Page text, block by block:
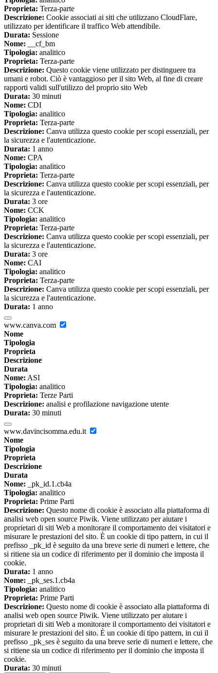
Proprieta: Terza-parte
Descrizione: Cookie associati ai siti che utilizzano CloudFlare,
utilizzato per identificare il traffico Web attendibile.
Durata: Sessione
Nome: __cf_bm
Tipologia: analitico
Proprieta: Terza-parte
Descrizione: Questo cookie viene utilizzato per distinguere tra
umani e robot. Ciò è vantaggioso per il sito Web, al fine di creare
rapporti validi sull'utilizzo del proprio sito Web
Durata: 30 minuti
Nome: CDI
Tipologia: analitico
Proprieta: Terza-parte
Descrizione: Canva utilizza questo cookie per scopi essenziali, per
la sicurezza e l'autenticazione.
Durata: 1 anno
Nome: CPA
Tipologia: analitico
Proprieta: Terza-parte
Descrizione: Canva utilizza questo cookie per scopi essenziali, per
la sicurezza e l'autenticazione.
Durata: 3 ore
Nome: CCK
Tipologia: analitico
Proprieta: Terza-parte
Descrizione: Canva utilizza questo cookie per scopi essenziali, per
la sicurezza e l'autenticazione.
Durata: 3 ore
Nome: CAI
Tipologia: analitico
Proprieta: Terza-parte
Descrizione: Canva utilizza questo cookie per scopi essenziali, per
la sicurezza e l'autenticazione.
Durata: 1 anno
www.canva.com
Nome
Tipologia
Proprieta
Descrizione
Durata
Nome: ASI
Tipologia: analitico
Proprieta: Terze Parti
Descrizione: analisi e profilazione navigazione utente
Durata: 30 minuti
www.davincisomma.edu.it
Nome
Tipologia
Proprieta
Descrizione
Durata
Nome: _pk_id.1.cb4a
Tipologia: analitico
Proprieta: Prime Parti
Descrizione: Questo nome di cookie è associato alla piattaforma di
analisi web open source Piwik. Viene utilizzato per aiutare i
proprietari di siti Web a monitorare il comportamento dei visitatori e
misurare le prestazioni del sito. È un cookie di tipo pattern, in cui il
prefisso _pk_id è seguito da una breve serie di numeri e lettere, che
si ritiene sia un codice di riferimento per il dominio che imposta il
cookie.
Durata: 1 anno
Nome: _pk_ses.1.cb4a
Tipologia: analitico
Proprieta: Prime Parti
Descrizione: Questo nome di cookie è associato alla piattaforma di
analisi web open source Piwik. Viene utilizzato per aiutare i
proprietari di siti Web a monitorare il comportamento dei visitatori e
misurare le prestazioni del sito. È un cookie di tipo pattern, in cui il
prefisso _pk_ses è seguito da una breve serie di numeri e lettere, che
si ritiene sia un codice di riferimento per il dominio che imposta il
cookie.
Durata: 30 minuti